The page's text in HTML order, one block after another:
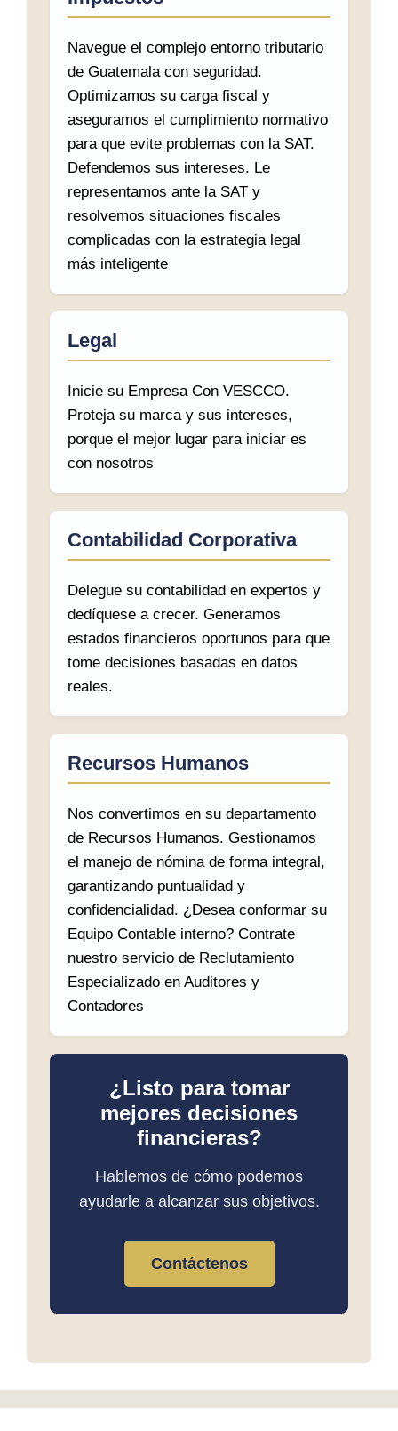
Navegue el complejo entorno tributario
de Guatemala con seguridad.
Optimizamos su carga fiscal y
aseguramos el cumplimiento normativo
para que evite problemas con la SAT.
Defendemos sus intereses. Le
representamos ante la SAT y
resolvemos situaciones fiscales
complicadas con la estrategia legal
más inteligente
Legal
Inicie su Empresa Con VESCCO.
Proteja su marca y sus intereses,
porque el mejor lugar para iniciar es
con nosotros
Contabilidad Corporativa
Delegue su contabilidad en expertos y
dedíquese a crecer. Generamos
estados financieros oportunos para que
tome decisiones basadas en datos
reales.
Recursos Humanos
Nos convertimos en su departamento
de Recursos Humanos. Gestionamos
el manejo de nómina de forma integral,
garantizando puntualidad y
confidencialidad. ¿Desea conformar su
Equipo Contable interno? Contrate
nuestro servicio de Reclutamiento
Especializado en Auditores y
Contadores
¿Listo para tomar
mejores decisiones
financieras?
Hablemos de cómo podemos
ayudarle a alcanzar sus objetivos.
Contáctenos